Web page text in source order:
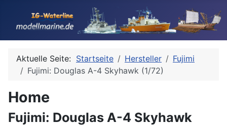
Aktuelle Seite: Startseite Hersteller
Fujimi
Fujimi: Douglas A-4 Skyhawk (1/72)
Home
Fujimi: Douglas A-4 Skyhawk